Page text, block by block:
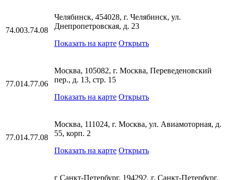
74.003.74.08
Челябинск, 454028, г. Челябинск, ул.
Днепропетровская, д. 23
Показать на карте Открыть
77.014.77.06
Москва, 105082, г. Москва, Переведеновский
пер., д. 13, стр. 15
Показать на карте Открыть
77.014.77.08
Москва, 111024, г. Москва, ул. Авиамоторная, д.
55, корп. 2
Показать на карте Открыть
г Санкт-Петербург, 194292, г. Санкт-Петербург,